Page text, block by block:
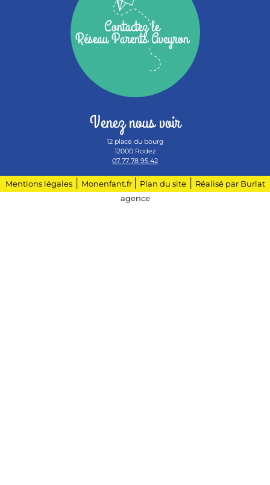
Contactez le
Réseau Parents Aveyron
Venez nous voir
12 place du bourg
12000 Rodez
07 77 78 95 42
Mentions légales| Monenfant.fr Plan du site|
Réalisé par Burlat
agence